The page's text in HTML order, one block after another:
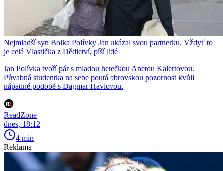
Nejmladší syn Bolka Polívky Jan ukázal svou partnerku. Vždyť to
je celá Vlastička z Dědictví, píší lidé
Jan Polívka tvoří pár s mladou herečkou Anetou Kalertovou.
Půvabná studentka na sebe poutá obrovskou pozornost kvůli
nápadné podobě s Dagmar Havlovou.
ReadZone
dnes, 18:12
4 min
Reklama